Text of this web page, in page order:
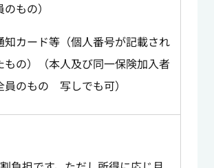
のもの）
知カード等（個人番号が記載され
もの）（本人及び同一保険加入者
員のもの 写しでも可）